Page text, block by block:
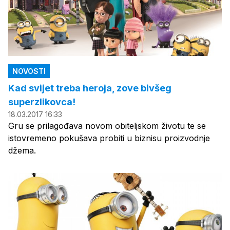
NOVOSTI
Kad svijet treba heroja, zove bivšeg
superzlikovca!
18.03.2017 16:33
Gru se prilagođava novom obiteljskom životu te se
istovremeno pokušava probiti u biznisu proizvodnje
džema.